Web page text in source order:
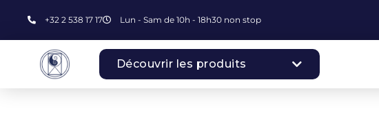
+32 2 538 17 17 Lun - Sam de 10h - 18h30 non stop
Découvrir les produits